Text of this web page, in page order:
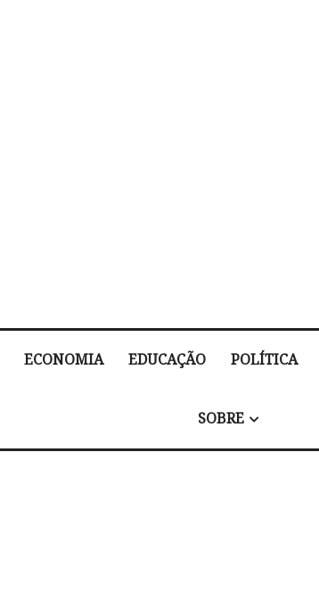
ECONOMIA EDUCAÇÃO POLÍTICA
SOBRE